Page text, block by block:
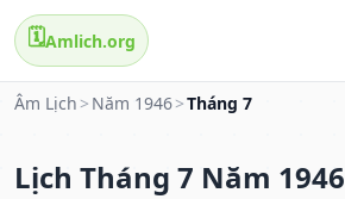
🗓️Amlich.org
Âm Lịch > Năm 1946>Tháng 7
Lịch Tháng 7 Năm 1946